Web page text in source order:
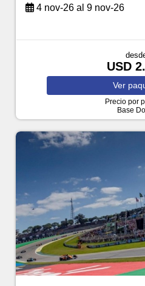
4 nov-26 al 9 nov-26
USD
Ver
Precio por
Base